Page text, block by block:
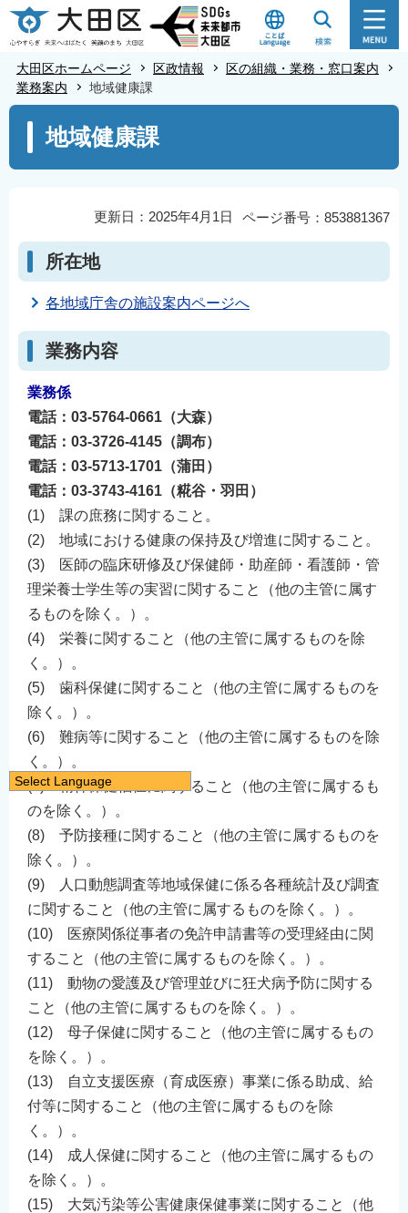
こ
の
ジ
大田区ホームページ 区政情報
区の組織・業務・窓口案内
業務案内
地域健康課
こ
ら
地域健康課
ページ番号：853881367
更新日：2025年4月1日
所在地
各地域庁舎の施設案内ページへ
業務内容
業務係
電話：03-5764-0661（大森）
電話：03-3726-4145（調布）
電話：03-5713-1701（蒲田）
電話：03-3743-4161（糀谷・羽田）
(1) 課の庶務に関すること。
(2) 地域における健康の保持及び増進に関すること。
(3) 医師の臨床研修及び保健師・助産師・看護師・管
理栄養士学生等の実習に関すること（他の主管に属す
るものを除く。）。
(4) 栄養に関すること（他の主管に属するものを除
く。）。
(5) 歯科保健に関すること（他の主管に属するものを
除く。）。
(6) 難病等に関すること（他の主管に属するものを除
く。）。
(7) 精神保健福祉に関すること（他の主管に属するも
のを除く。）。
(8) 予防接種に関すること（他の主管に属するものを
除く。）。
(9) 人口動態調査等地域保健に係る各種統計及び調査
に関すること（他の主管に属するものを除く。）。
(10) 医療関係従事者の免許申請書等の受理経由に関
すること（他の主管に属するものを除く。）。
(11) 動物の愛護及び管理並びに狂犬病予防に関する
こと（他の主管に属するものを除く。）。
(12) 母子保健に関すること（他の主管に属するもの
を除く。）。
(13) 自立支援医療（育成医療）事業に係る助成、給
付等に関すること（他の主管に属するものを除
く。）。
(14) 成人保健に関すること（他の主管に属するもの
を除く。）。
(15) 大気汚染等公害健康保健事業に関すること（他
Select Language
日本語
English
简体中文
繁體中文
한국어
नेपाली
Filipino